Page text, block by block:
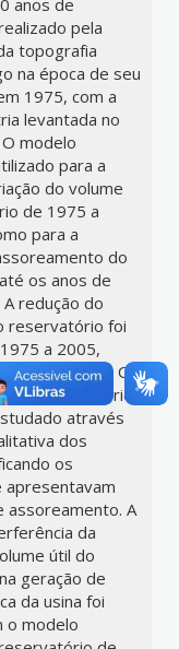
anos de
pela
topografia
na época de seu
1975, com a
levantada no
modelo
para a
do volume
de 1975 a
para a
do
os anos de
redução do
reservatório foi
a 2005,
em 2105. O
do reservatório
através
dos
os
apresentavam
assoreamento. A
da
útil do
geração de
da usina foi
o modelo